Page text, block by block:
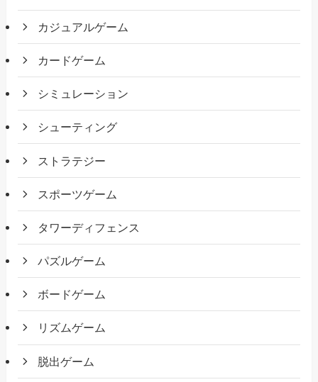
カジュアルゲーム
カードゲーム
シミュレーション
シューティング
ストラテジー
スポーツゲーム
タワーディフェンス
パズルゲーム
ボードゲーム
リズムゲーム
脱出ゲーム